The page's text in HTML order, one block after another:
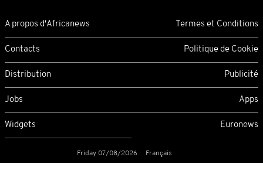
A propos d'Africanews Termes et Conditions
Contacts Politique de Cookie
Distribution Publicité
Jobs Apps
Widgets Euronews
Friday 07/08/2026